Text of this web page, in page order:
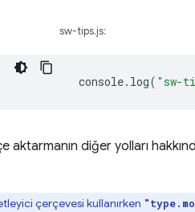
sw-tips.js:
console. log( "sw-
aktarmanın diğer yolları
çerçevesi kullanırken